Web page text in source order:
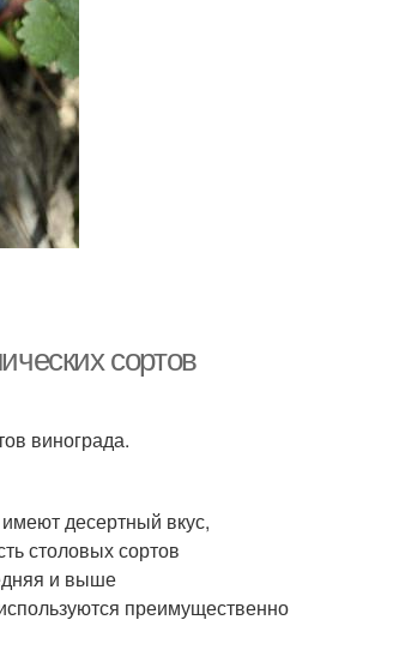
сортов
винограда.
десертный вкус,
столовых сортов
и выше
преимущественно